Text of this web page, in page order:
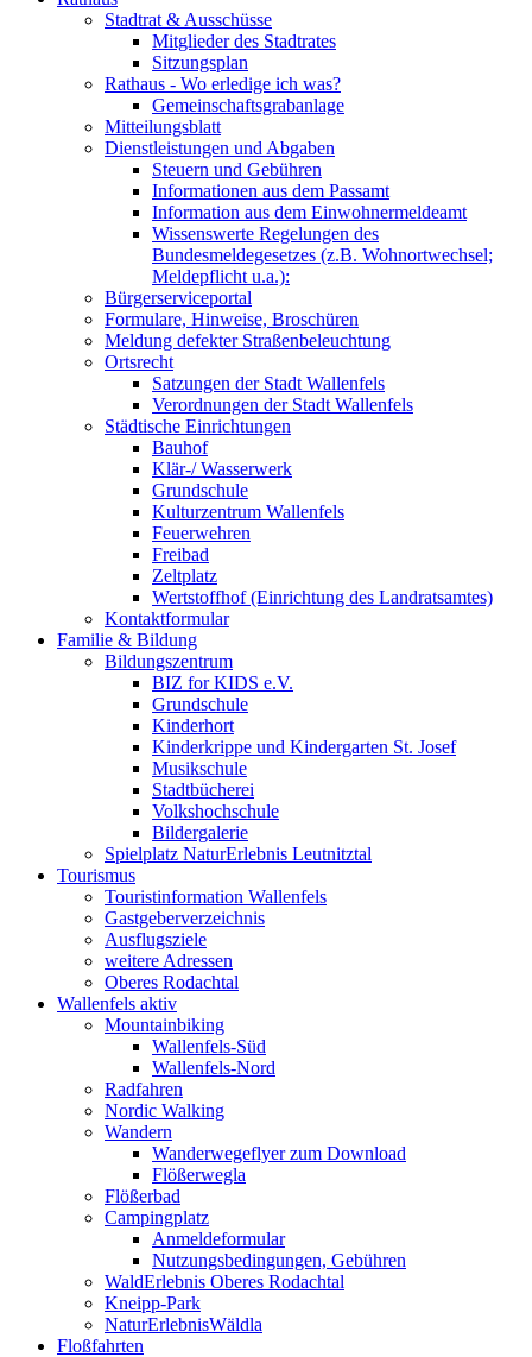
Stadtrat & Ausschüsse
Mitglieder des Stadtrates
Sitzungsplan
Rathaus - Wo erledige ich was?
Gemeinschaftsgrabanlage
Mitteilungsblatt
Dienstleistungen und Abgaben
Steuern und Gebühren
Informationen aus dem Passamt
Information aus dem Einwohnermeldeamt
Wissenswerte Regelungen des
Bundesmeldegesetzes (z.B. Wohnortwechsel;
Meldepflicht u.a.):
Bürgerserviceportal
Formulare, Hinweise, Broschüren
Meldung defekter Straßenbeleuchtung
Ortsrecht
Satzungen der Stadt Wallenfels
Verordnungen der Stadt Wallenfels
Städtische Einrichtungen
Bauhof
Klär-/ Wasserwerk
Grundschule
Kulturzentrum Wallenfels
Feuerwehren
Freibad
Zeltplatz
Wertstoffhof (Einrichtung des Landratsamtes)
Kontaktformular
Familie & Bildung
Bildungszentrum
BIZ for KIDS e.V.
Grundschule
Kinderhort
Kinderkrippe und Kindergarten St. Josef
Musikschule
Stadtbücherei
Volkshochschule
Bildergalerie
Spielplatz NaturErlebnis Leutnitztal
Tourismus
Touristinformation Wallenfels
Gastgeberverzeichnis
Ausflugsziele
weitere Adressen
Oberes Rodachtal
Wallenfels aktiv
Mountainbiking
Wallenfels-Süd
Wallenfels-Nord
Radfahren
Nordic Walking
Wandern
Wanderwegeflyer zum Download
Flößerwegla
Flößerbad
Campingplatz
Anmeldeformular
Nutzungsbedingungen, Gebühren
WaldErlebnis Oberes Rodachtal
Kneipp-Park
NaturErlebnisWäldla
Floßfahrten